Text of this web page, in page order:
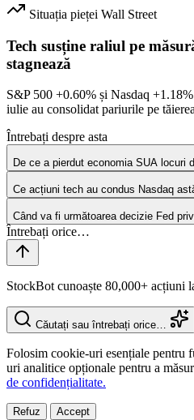
Situația pieței Wall Street
Tech susține raliul pe
stagnează
S&P 500 +0.60% și Nasdaq +1.18%
iulie au consolidat pariurile pe
Întrebați despre asta
De ce a pierdut economia SUA locuri
Ce acțiuni tech au condus Nasdaq
Când va fi următoarea decizie Fed
StockBot cunoaște 80,000+ acțiuni
Căutați sau întrebați orice…
Folosim cookie-uri esențiale pentru
uri analitice opționale pentru a
de confidențialitate.
Refuz Accept